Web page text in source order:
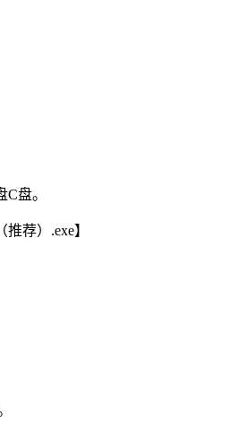
盘。
荐）.exe】